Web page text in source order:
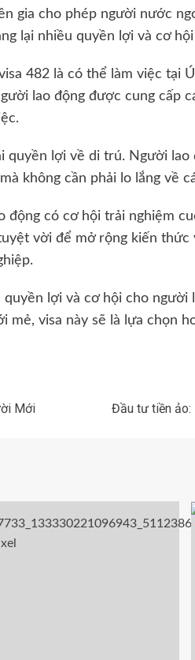
gia cho phép người nước
lại nhiều quyền lợi và cơ
482 là có thể làm việc tại
lao động được cung cấp
quyền lợi về di trú. Người
không cần phải lo lắng về
động có cơ hội trải nghiệm
vời để mở rộng kiến thức
quyền lợi và cơ hội cho
mẻ, visa này sẽ là lựa chọn
Mới
Đầu tư tiền ảo: